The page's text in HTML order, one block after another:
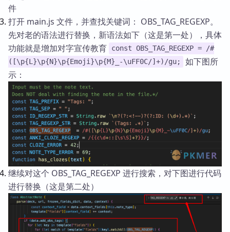
件
打开 main.js 文件，并查找关键词： OBS_TAG_REGEXP。
先对老的语法进行替换，新语法如下（这是第一处），具体
功能就是增加对字宣传教育
const OBS_TAG_REGEXP = /#
([\p{L}\p{N}\p{Emoji}\p{M}_-\uFF0C/]+)/gu;
如下图所
示：
继续对这个 OBS_TAG_REGEXP 进行搜索，对下图进行代码
进行替换（这是第二处）